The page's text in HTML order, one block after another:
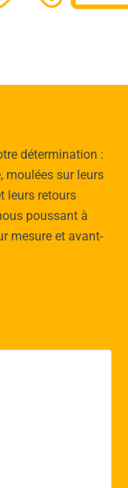
détermination :
moulées sur leurs
leurs retours
poussant à
mesure et avant-